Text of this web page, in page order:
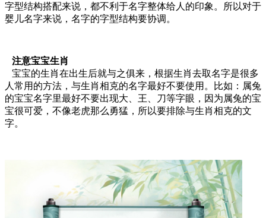
字型结构搭配来说，都不利于名字整体给人的印象。所以对于
婴儿名字来说，名字的字型结构要协调。
注意宝宝生肖
宝宝的生肖在出生后就与之俱来，根据生肖去取名字是很多
人常用的方法，与生肖相克的名字最好不要使用。比如：属兔
的宝宝名字里最好不要出现大、王、刀等字眼，因为属兔的宝
宝很可爱，不像老虎那么勇猛，所以要排除与生肖相克的文
字。